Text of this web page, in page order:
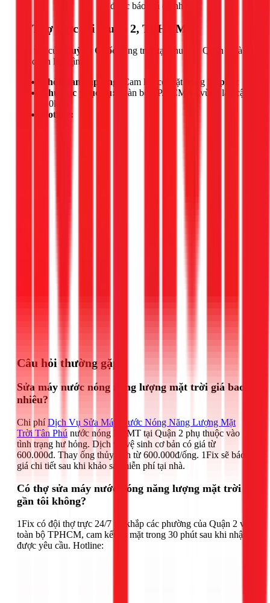
để được báo giá chính xác.
📍 Thợ trực tại Quận 2, TPHCM
Đội thợ của Quỳnh Quốc
đang trực tại khu vực Quận 2 và
các quận lân cận.
Thời gian đáp ứng:
Cam kết có mặt trong
30 phút
Khu vực phục vụ:
Toàn bộ TP.HCM và vùng lân cận
(50km)
Hotline:
Câu hỏi thường gặp
Sửa máy nước nóng năng lượng mặt trời giá bao
nhiêu?
Chi phíDịch Vụ Sửa Máy Nước Nóng Năng Lượng Mặt
Trời Tân Phú nước nóng NLMT tại Quận 2 phụ thuộc vào
tình trạng hư hỏng. Dịch vụ vệ sinh cơ bản có giá từ
600.000đ. Thay ống thủy tinh từ 600.000đ/ống. 1Fix sẽ báo
giá chi tiết sau khi khảo sát miễn phí tại nhà.
Có thợ sửa máy nước nóng năng lượng mặt trời
gần tôi không?
1Fix có đội thợ trực 24/7 tại khắp các phường của Quận 2 và
toàn bộ TPHCM, cam kết có mặt trong 30 phút sau khi nhận
được yêu cầu. Hotline: